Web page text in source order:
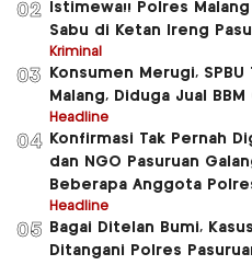
02
Istimewa!! Polres
Sabu di Ketan Ireng
Kriminal
03
Konsumen Merugi,
Malang, Diduga Jual
Headline
04
Konfirmasi Tak Pernah
dan NGO Pasuruan
Beberapa Anggota
Headline
05
Bagai Ditelan Bumi,
Ditangani Polres